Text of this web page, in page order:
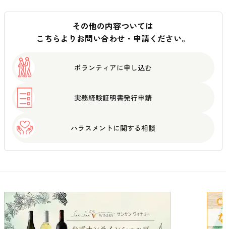
その他の内容ついては
こちらよりお問い合わせ・申請ください。
ボランティアに申し込む
実務経験証明書発行申請
ハラスメントに関する相談